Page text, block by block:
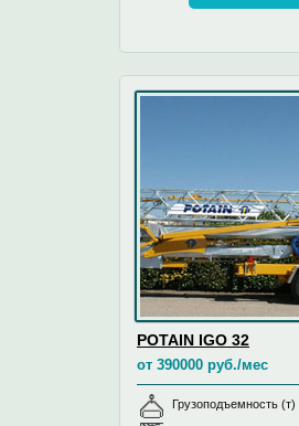
POTAIN IGO 32
от 390000 руб./мес
Грузоподъемность (т)